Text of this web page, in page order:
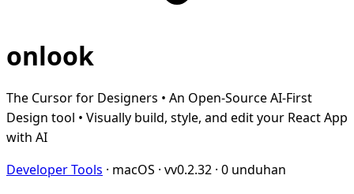
onlook
The Cursor for Designers • An Open-Source AI-First
Design tool • Visually build, style, and edit your React App
with AI
Developer Tools · macOS · vv0.2.32 · 0 unduhan